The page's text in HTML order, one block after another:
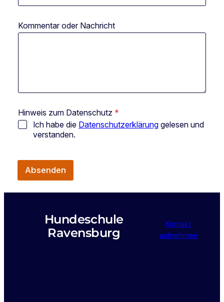
f
n
n
H
n
w
e
K
m
Kommentar oder Nachricht
Hinweis zum Datenschutz *
Ich habe die Datenschutzerklärunggelesen und
verstanden.
Absenden
Hundeschule
Ravensburg
Kontakt
aufnehmen